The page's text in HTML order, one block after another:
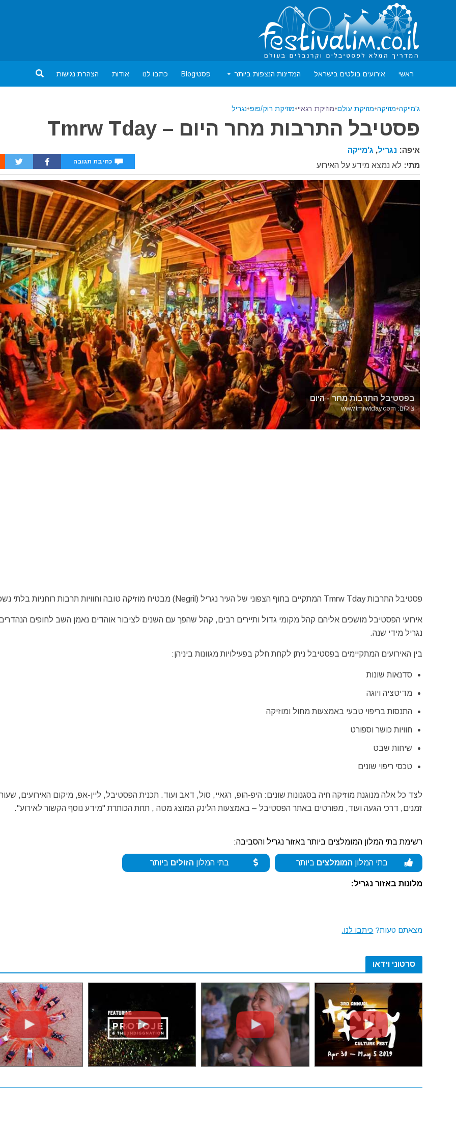
ראשי אירועים בולטים בישראל המדינות הנצפות ביותר פסטיBlog כתבו לנו אודות הצהרת נגישות
ג'מייקה•מוזיקה•מוזיקת עולם•מוזיקת רגאיי•מוזיקת רוק/פופ•נגריל
פסטיבל התרבות מחר היום – Tmrw Tday
איפה: נגריל, ג'מייקה
מתי: לא נמצא מידע על האירוע כתיבת תגובה
בפסטיבל התרבות מחר - היום
צילום: www.tmrwtday.com
פסטיבל התרבות Tmrw Tday המתקיים בחוף הצפוני של העיר נגריל (Negril) מבטיח מוזיקה טובה וחוויות תרבות רוחניות בלתי נשכחות.
אירועי הפסטיבל מושכים אליהם קהל מקומי גדול ותיירים רבים, קהל שהפך עם השנים לציבור אוהדים נאמן השב לחופים
נגריל מידי שנה.
בין האירועים המתקיימים בפסטיבל ניתן לקחת חלק בפעילויות מגוונות ביניהן:
סדנאות שונות
מדיטציה ויוגה
התנסות בריפוי טבעי באמצעות מחול ומוזיקה
חוויות כושר וספורט
שיחות שבט
טכסי ריפוי שונים
לצד כל אלה מנוגנת מוזיקה חיה בסגנונות שונים: היפ-הופ, רגאיי, סול, דאב ועוד. תכנית הפסטיבל, ליין-אפ, מיקום האירועים,
זמנים, דרכי הגעה ועוד, מפורטים באתר הפסטיבל – באמצעות הלינק המוצג מטה , תחת הכותרת "מידע נוסף הקשור לאירוע".
רשימת בתי המלון המומלצים ביותר באזור נגריל והסביבה:
בתי המלון המומלצים ביותר בתי המלוןהזולים ביותר
מלונות באזור נגריל:
מצאתם טעות? כיתבו לנו.
סרטוני וידאו